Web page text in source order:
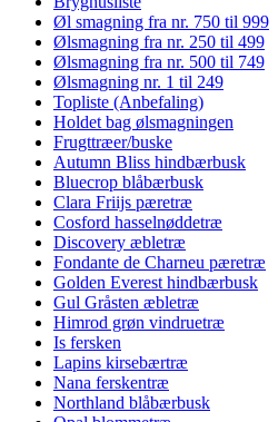
Øl smagning fra nr. 750 til 999
Ølsmagning fra nr. 250 til 499
Ølsmagning fra nr. 500 til 749
Ølsmagning nr. 1 til 249
Topliste (Anbefaling)
Holdet bag ølsmagningen
Frugttræer/buske
Autumn Bliss hindbærbusk
Bluecrop blåbærbusk
Clara Friijs pæretræ
Cosford hasselnøddetræ
Discovery æbletræ
Fondante de Charneu pæretræ
Golden Everest hindbærbusk
Gul Gråsten æbletræ
Himrod grøn vindruetræ
Is fersken
Lapins kirsebærtræ
Nana ferskentræ
Northland blåbærbusk